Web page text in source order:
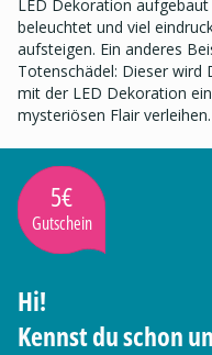
LED Dekoration
beleuchtet und viel
aufsteigen. Ein anderes
Totenschädel: Dieser wird
mit der LED Dekoration
mysteriösen Flair verleihen.
5€
Gutschein
Hi!
Kennst du schon